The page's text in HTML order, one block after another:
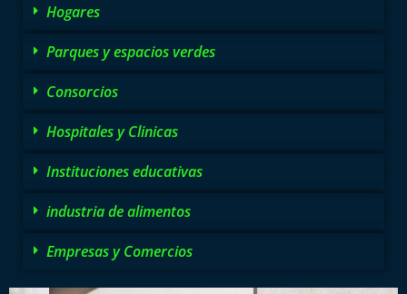
Hogares
Parques y espacios verdes
Consorcios
Hospitales y Clinicas
Instituciones educativas
industria de alimentos
Empresas y Comercios